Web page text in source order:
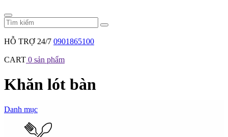
HỖ TRỢ 24/7 0901865100
CART 0 sản phẩm
Khăn lót bàn
Danh mục